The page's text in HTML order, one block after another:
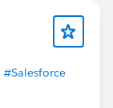
#Salesforce